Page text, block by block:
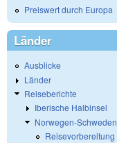
Preiswert durch Europa
Länder
Ausblicke
Länder
Reiseberichte
Iberische Halbinsel
Norwegen-Schweden
Reisevorbereitung